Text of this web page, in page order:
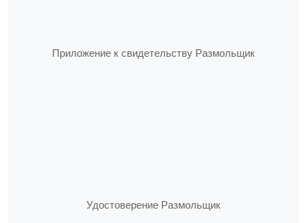
Приложение к свидетельству Размольщик
Удостоверение Размольщик